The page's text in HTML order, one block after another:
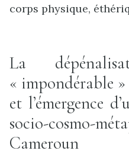
corps physique,
La
« impondérable
et l’émergence
socio-cosmo-
Cameroun